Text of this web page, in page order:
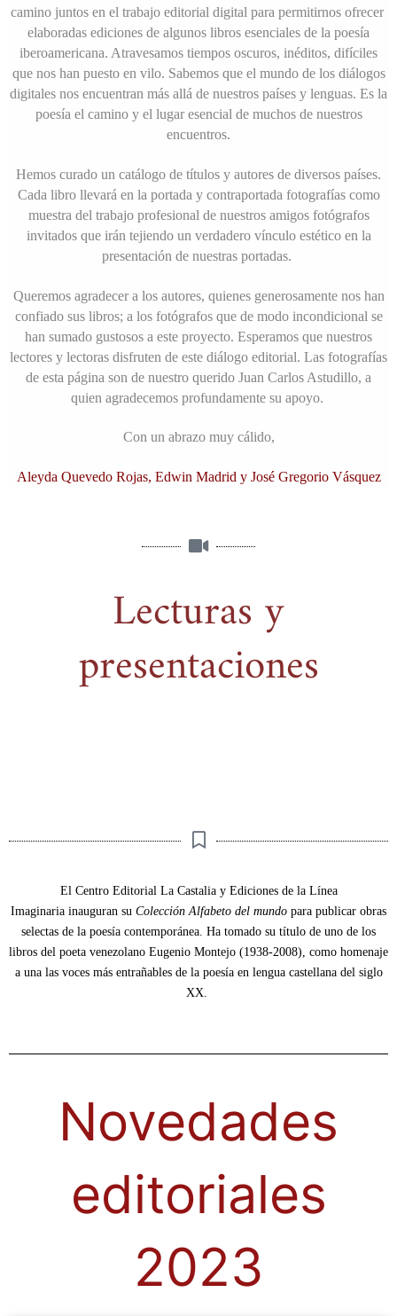
camino juntos en el trabajo editorial digital para permitirnos ofrecer
elaboradas ediciones de algunos libros esenciales de la poesía
iberoamericana. Atravesamos tiempos oscuros, inéditos, difíciles
que nos han puesto en vilo. Sabemos que el mundo de los diálogos
digitales nos encuentran más allá de nuestros países y lenguas. Es la
poesía el camino y el lugar esencial de muchos de nuestros
encuentros.
Hemos curado un catálogo de títulos y autores de diversos países.
Cada libro llevará en la portada y contraportada fotografías como
muestra del trabajo profesional de nuestros amigos fotógrafos
invitados que irán tejiendo un verdadero vínculo estético en la
presentación de nuestras portadas.
Queremos agradecer a los autores, quienes generosamente nos han
confiado sus libros; a los fotógrafos que de modo incondicional se
han sumado gustosos a este proyecto. Esperamos que nuestros
lectores y lectoras disfruten de este diálogo editorial. Las fotografías
de esta página son de nuestro querido Juan Carlos Astudillo, a
quien agradecemos profundamente su apoyo.
Con un abrazo muy cálido,
Aleyda Quevedo Rojas, Edwin Madrid y José Gregorio Vásquez
Lecturas y
presentaciones
El Centro Editorial La Castalia y Ediciones de la Línea
Imaginaria inauguran su Colección Alfabeto del mundo para publicar obras
selectas de la poesía contemporánea. Ha tomado su título de uno de los
libros del poeta venezolano Eugenio Montejo (1938-2008), como homenaje
a una las voces más entrañables de la poesía en lengua castellana del siglo
XX.
Novedades
editoriales
2023